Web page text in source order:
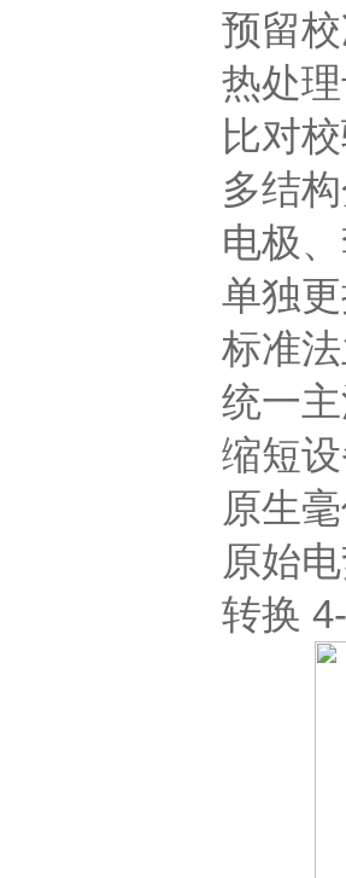
预留
热处
比对
多结
电极
单独
标准
统一
缩短
原生
原始
转换